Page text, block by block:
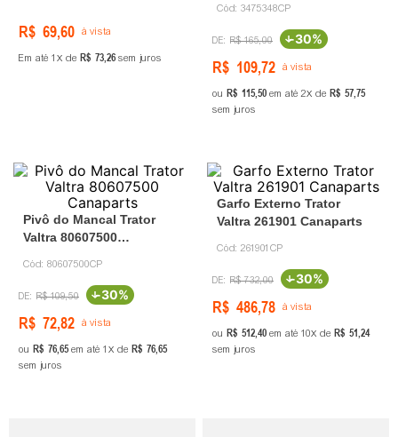
R$ 69,60 à vista
Em até 1 de R$ 73,26 sem juros
Cód: 3475348CP
R$ 165,00 -30%
R$ 109,72 à vista
ou R$ 115,50 em até2 de R$ 57,75
sem juros
Pivô do Mancal Trator
Valtra 80607500
Cód: 80607500CP
R$ 109,50 -30%
R$ 72,82 à vista
ou R$ 76,65 em até 1 de R$ 76,65
sem juros
Garfo Externo Trator
Valtra 261901 Canaparts
Cód: 261901CP
R$ 732,00 -30%
R$ 486,78 à vista
ou R$ 512,40 em até 10 de R$ 51,24
sem juros